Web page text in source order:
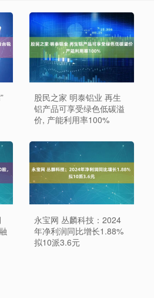
股民之家 明泰铝业 再生
铝产品可享受绿色低碳溢
价, 产能利用率100%
永宝网 丛麟科技：2024
年净利润同比增长1.88%
拟10派3.6元